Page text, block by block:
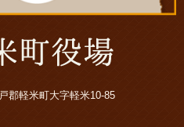
郡軽米町大字軽米10-85